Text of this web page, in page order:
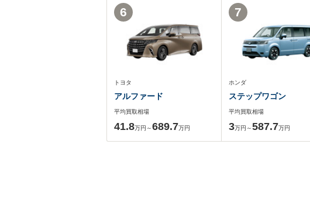
トヨタ
アルファード
平均買取相場
41.8万円～689.7万円
6
ホンダ
ステップワゴン
平均買取相場
3万円～587.7万円
7